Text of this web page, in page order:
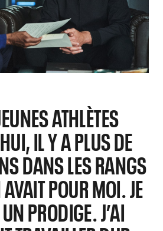
ATHLÈTES
IL Y A PLUS DE
DANS LES RANGS
AVAIT POUR MOI. JE
PRODIGE. J’AI